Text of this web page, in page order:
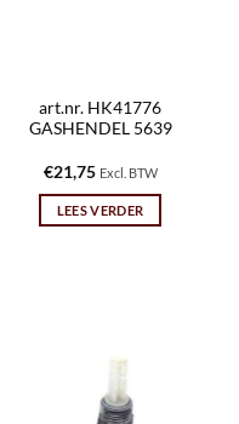
art.nr. HK41776
GASHENDEL 5639
€21,75 Excl. BTW
LEES VERDER